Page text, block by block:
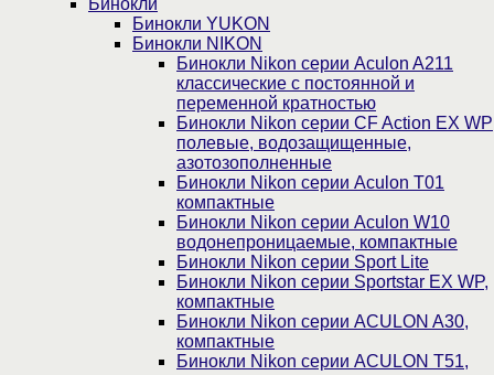
Бинокли
Бинокли YUKON
Бинокли NIKON
Бинокли Nikon серии Aculon A211
классические с постоянной и
переменной кратностью
Бинокли Nikon серии СF Action EX WP
полевые, водозащищенные,
азотозополненные
Бинокли Nikon серии Aculon T01
компактные
Бинокли Nikon серии Aculon W10
водонепроницаемые, компактные
Бинокли Nikon серии Sport Lite
Бинокли Nikon серии Sportstar EX WP,
компактные
Бинокли Nikon серии ACULON A30,
компактные
Бинокли Nikon серии ACULON Т51,